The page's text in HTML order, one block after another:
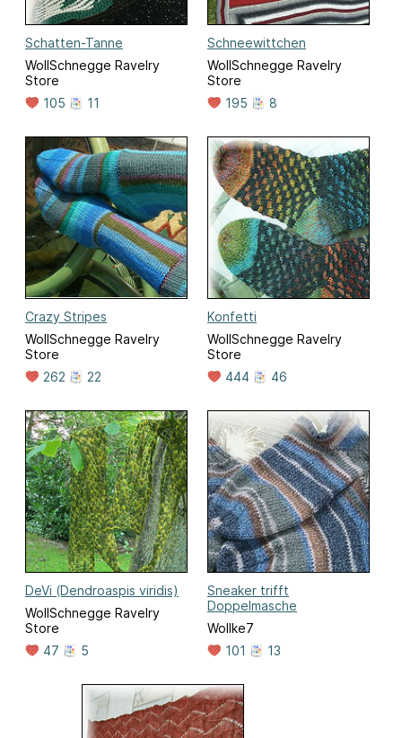
Schatten-Tanne
WollSchnegge Ravelry
Store
105
11
Schneewittchen
WollSchnegge Ravelry
Store
195
8
Crazy Stripes
WollSchnegge Ravelry
Store
262
22
Konfetti
WollSchnegge Ravelry
Store
444
46
DeVi (Dendroaspis viridis)
WollSchnegge Ravelry
Store
47
5
Sneaker trifft
Doppelmasche
Wollke7
101
13